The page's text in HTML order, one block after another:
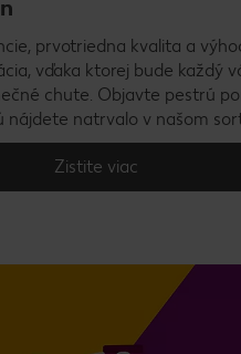
prvotriedna kvalita a
vďaka ktorej bude každý
chute. Objavte pestrú
nájdete natrvalo v našom
Zistite viac